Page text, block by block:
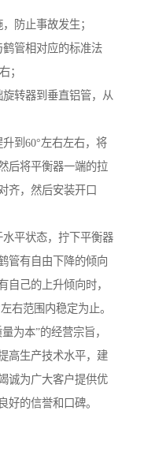
防止事故发生；
管相对应的标准法
；
转器到垂直铝管，从
到60°左右左右，将
后将平衡器一端的拉
齐，然后安装开口
平状态，拧下平衡器
管有自由下降的倾向
自己的上升倾向时，
右范围内稳定为止。
为本”的经营宗旨，
高生产技术水平，建
诚为广大客户提供优
好的信誉和口碑。